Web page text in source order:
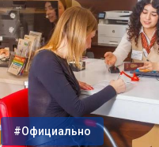
#Официально